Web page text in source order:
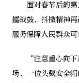
面对春节后的第
擂战鼓，抖擞精神
服务保障人民群众可
“注意重心向下
场，一位头戴安全